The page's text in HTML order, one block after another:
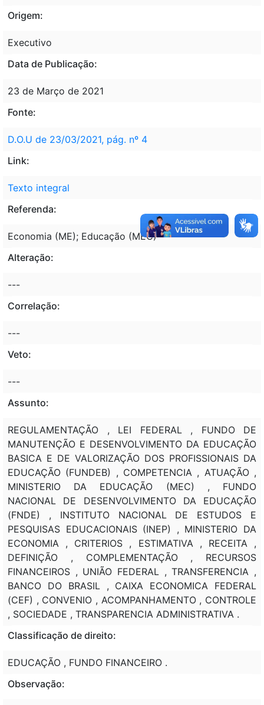
Origem:
Executivo
Data de Publicação:
23 de Março de 2021
Fonte:
D.O.U de 23/03/2021, pág. nº 4
Link:
Texto integral
Referenda:
Economia (ME); Educação (MEC)
Alteração:
---
Correlação:
---
Veto:
---
Assunto:
REGULAMENTAÇÃO , LEI FEDERAL , FUNDO DE
MANUTENÇÃO E DESENVOLVIMENTO DA EDUCAÇÃO
BASICA E DE VALORIZAÇÃO DOS PROFISSIONAIS DA
EDUCAÇÃO (FUNDEB) , COMPETENCIA , ATUAÇÃO ,
MINISTERIO DA EDUCAÇÃO (MEC) , FUNDO
NACIONAL DE DESENVOLVIMENTO DA EDUCAÇÃO
(FNDE) , INSTITUTO NACIONAL DE ESTUDOS E
PESQUISAS EDUCACIONAIS (INEP) , MINISTERIO DA
ECONOMIA , CRITERIOS , ESTIMATIVA , RECEITA ,
DEFINIÇÃO , COMPLEMENTAÇÃO , RECURSOS
FINANCEIROS , UNIÃO FEDERAL , TRANSFERENCIA ,
BANCO DO BRASIL , CAIXA ECONOMICA FEDERAL
(CEF) , CONVENIO , ACOMPANHAMENTO , CONTROLE
, SOCIEDADE , TRANSPARENCIA ADMINISTRATIVA .
Classificação de direito:
EDUCAÇÃO , FUNDO FINANCEIRO .
Observação: